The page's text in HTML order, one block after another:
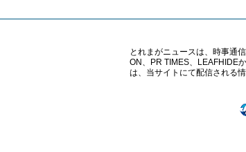
とれまがニュースは、時事通
ON、PR TIMES、LEAFHIDE
は、当サイトにて配信される